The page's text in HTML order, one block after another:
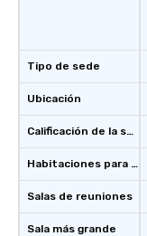
Tipo de sede
Ubicación
Calificación de la sede
Habitaciones para huéspedes
Salas de reuniones
Sala más grande